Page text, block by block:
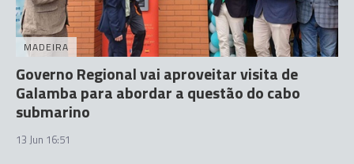
MADEIRA
Governo Regional vai aproveitar visita de
Galamba para abordar a questão do cabo
submarino
13 Jun 16:51